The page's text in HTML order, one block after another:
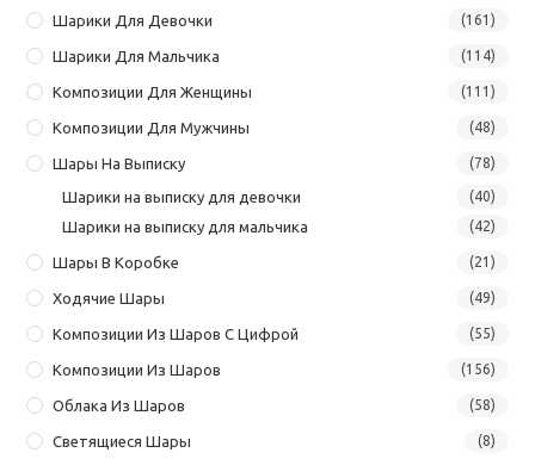
Шарики Для Девочки (161)
Шарики Для Мальчика (114)
Композиции Для Женщины (111)
Композиции Для Мужчины (48)
Шары На Выписку (78)
Шарики на выписку для девочки (40)
Шарики на выписку для мальчика (42)
Шары В Коробке (21)
Ходячие Шары (49)
Композиции Из Шаров С Цифрой (55)
Композиции Из Шаров (156)
Облака Из Шаров (58)
Светящиеся Шары (8)